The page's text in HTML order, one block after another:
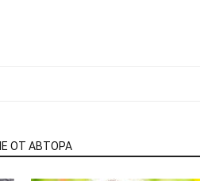
ОТ АВТОРА